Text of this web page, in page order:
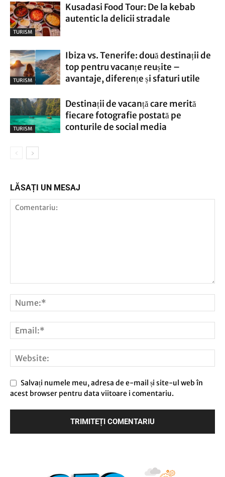
TURISM
Kusadasi Food Tour: De la kebab
autentic la delicii stradale
TURISM
Ibiza vs. Tenerife: două destinații de
top pentru vacanțe reușite –
avantaje, diferențe și sfaturi utile
TURISM
Destinații de vacanță care merită
fiecare fotografie postată pe
conturile de social media
LĂSAȚI UN MESAJ
Salvați numele meu, adresa de e-mail și site-ul web în
acest browser pentru data viitoare i comentariu.